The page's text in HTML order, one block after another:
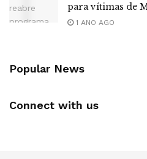
para vítimas de
1 ANO AGO
Popular News
Connect with us